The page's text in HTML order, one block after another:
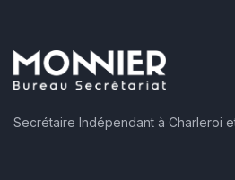
Secrétaire Indépendant à Charleroi